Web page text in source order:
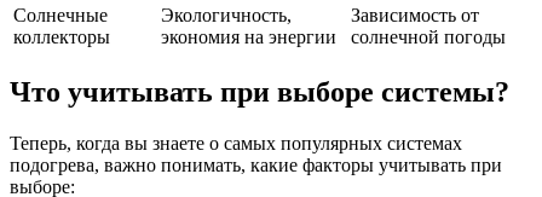
Солнечные
коллекторы
Экологичность,
экономия на энергии
Зависимость от
солнечной погоды
Что учитывать при выборе системы?
Теперь, когда вы знаете о самых популярных системах
подогрева, важно понимать, какие факторы учитывать при
выборе: